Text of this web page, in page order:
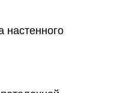
настенного